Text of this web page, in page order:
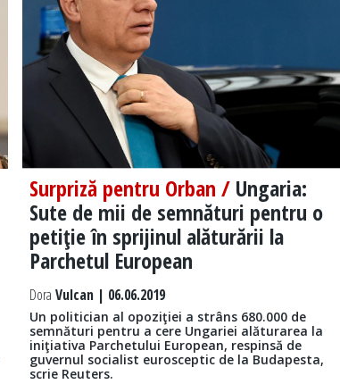
Surpriză pentru Orban / Ungaria:
Sute de mii de semnături pentru o
petiţie în sprijinul alăturării la
Parchetul European
Dora Vulcan | 06.06.2019
Un politician al opoziţiei a strâns 680.000 de
semnături pentru a cere Ungariei alăturarea la
iniţiativa Parchetului European, respinsă de
guvernul socialist eurosceptic de la Budapesta,
scrie Reuters.